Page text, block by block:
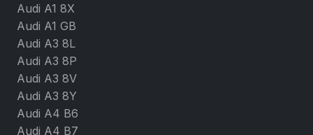
Audi A1 8X
Audi A1 GB
Audi A3 8L
Audi A3 8P
Audi A3 8V
Audi A3 8Y
Audi A4 B6
Audi A4 B7